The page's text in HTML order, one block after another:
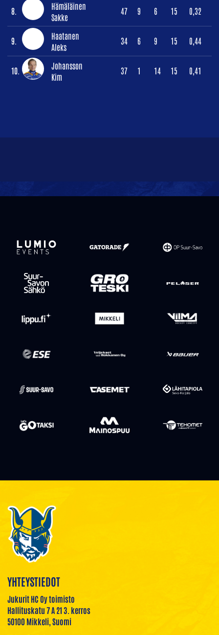
8.
Hämäläinen
Sakke
47 9 6 15 0,32
9.
Haatanen
Aleks
34 6 9 15 0,44
10.
Johansson
Kim
37 1 14 15 0,41
YHTEYSTIEDOT
Jukurit HC Oy toimisto
Hallituskatu 7 A 21 3. kerros
50100 Mikkeli, Suomi